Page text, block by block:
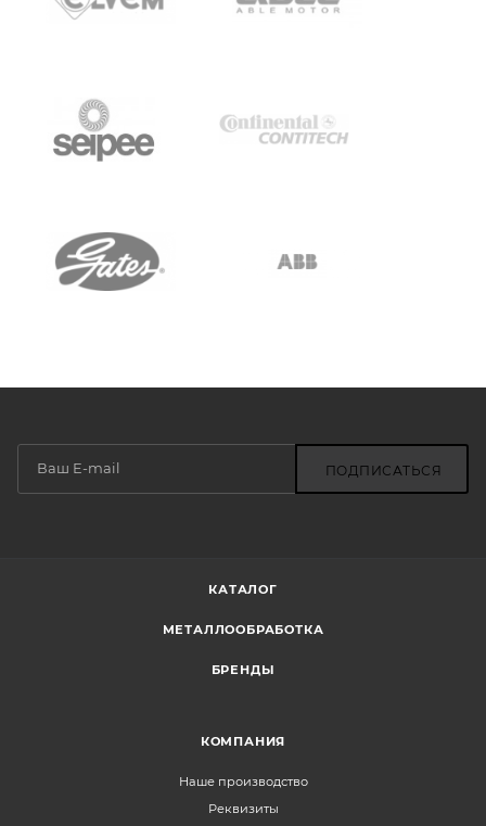
ПОДПИСАТЬСЯ
КАТАЛОГ
МЕТАЛЛООБРАБОТКА
БРЕНДЫ
КОМПАНИЯ
Наше производство
Реквизиты